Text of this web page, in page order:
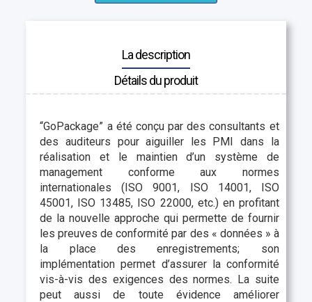
La description
Détails du produit
“GoPackage” a été conçu par des consultants et
des auditeurs pour aiguiller les PMI dans la
réalisation et le maintien d’un système de
management conforme aux normes
internationales (ISO 9001, ISO 14001, ISO
45001, ISO 13485, ISO 22000, etc.) en profitant
de la nouvelle approche qui permette de fournir
les preuves de conformité par des « données » à
la place des enregistrements; son
implémentation permet d’assurer la conformité
vis-à-vis des exigences des normes. La suite
peut aussi de toute évidence améliorer